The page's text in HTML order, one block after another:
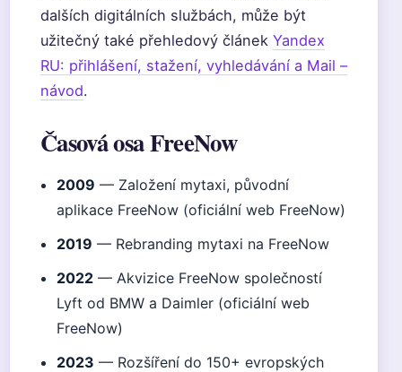
dalších digitálních službách, může být
užitečný také přehledový článek Yandex
RU: přihlášení, stažení, vyhledávání a Mail –
návod.
Časová osa FreeNow
2009 — Založení mytaxi, původní
aplikace FreeNow (oficiální web FreeNow)
2019 — Rebranding mytaxi na FreeNow
2022 — Akvizice FreeNow společností
Lyft od BMW a Daimler (oficiální web
FreeNow)
2023 — Rozšíření do 150+ evropských